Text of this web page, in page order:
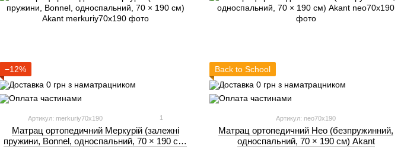
−12%
Артикул: merkuriy70x190 1
Матрац ортопедичний Меркурій (залежні
пружини, Bonnel, односпальний, 70 × 190 см)
Back to School
Артикул: neo70x190
Матрац ортопедичний Нео (безпружинний,
односпальний, 70 × 190 см) Akant